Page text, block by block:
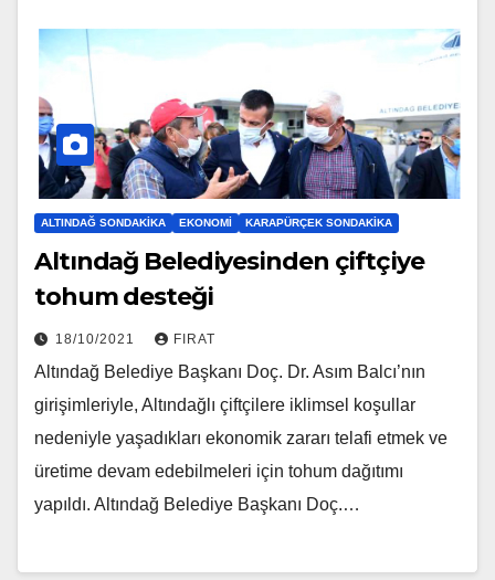
ALTINDAĞ SONDAKIKA EKONOMI KARAPÜRÇEK SONDAKIKA
Altındağ Belediyesinden çiftçiye
tohum desteği
18/10/2021 FIRAT
Altındağ Belediye Başkanı Doç. Dr. Asım Balcı’nın
girişimleriyle, Altındağlı çiftçilere iklimsel koşullar
nedeniyle yaşadıkları ekonomik zararı telafi etmek ve
üretime devam edebilmeleri için tohum dağıtımı
yapıldı. Altındağ Belediye Başkanı Doç.…